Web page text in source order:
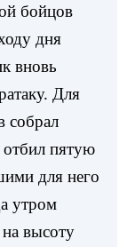
бойцов
дня
вновь
Для
собрал
пятую
для него
утром
высоту